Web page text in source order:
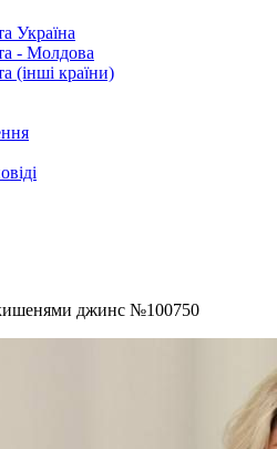
Україна
- Молдова
(інші країни)
джинс №100750